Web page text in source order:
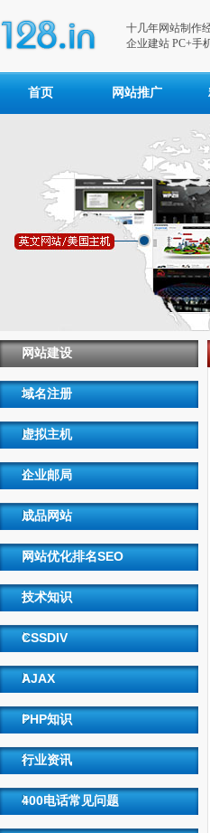
十几年网站制作
企业建站 PC+手
首页 网站推广
网站建设
域名注册
虚拟主机
企业邮局
成品网站
网站优化排名SEO
技术知识
CSSDIV
AJAX
PHP知识
行业资讯
400电话常见问题